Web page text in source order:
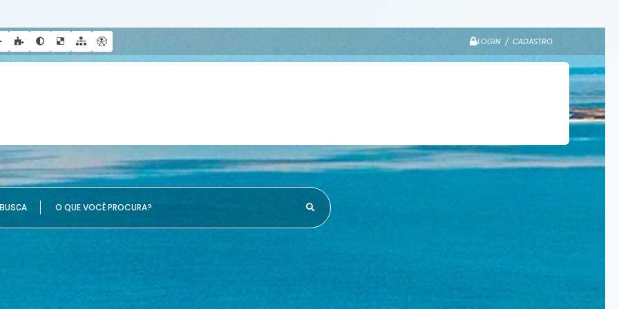
LOGIN / CADASTRO
VOCÊ PROCURA?